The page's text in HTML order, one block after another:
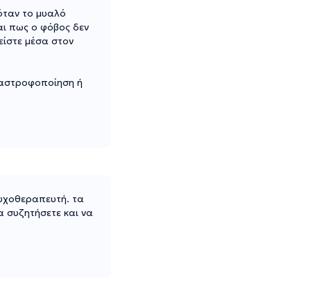
το μυαλό
πως ο φόβος δεν
μέσα στον
ή
τα
και να